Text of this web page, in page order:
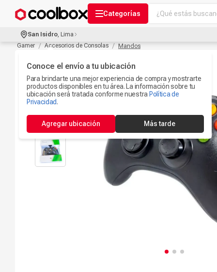
Categorías
¿Qué estás
3.
Ipad
Iphone 17
Camaras
7.
Microfono
8.
Parlantes
Accesorios
Smartwach
San Isidro, Lima
Conoce el envío a tu ubicación
Para brindarte una mejor experiencia de compra y mostrarte
productos disponibles en tu área. La información sobre tu
ubicación será tratada conforme nuestra Política de
Privacidad.
Agregar ubicación Más tarde
Gamer
Accesorios de Consolas Mandos